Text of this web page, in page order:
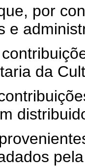
por
e
da